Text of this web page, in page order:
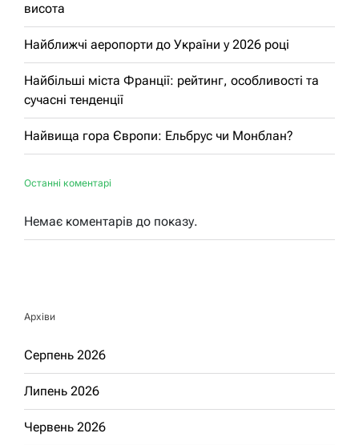
висота
Найближчі аеропорти до України у 2026 році
Найбільші міста Франції: рейтинг, особливості та
сучасні тенденції
Найвища гора Європи: Ельбрус чи Монблан?
Останні коментарі
Немає коментарів до показу.
Архіви
Серпень 2026
Липень 2026
Червень 2026